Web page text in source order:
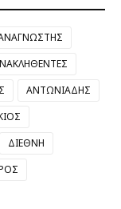
ΑΝΤΩΝΙΑΔΗΣ
ΔΙΕΘΝΗ